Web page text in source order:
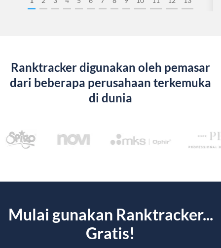
Ranktracker digunakan oleh pemasar
dari beberapa perusahaan terkemuka
di dunia
Mulai gunakan Ranktracker...
Gratis!